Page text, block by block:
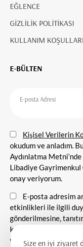
EĞLENCE
GİZLİLİK POLİTİKASI
KULLANIM KOŞULLARI
E-BÜLTEN
Kişisel Verilerin
okudum ve anladım.
Aydınlatma
Libadiye Gayrimenkul
onay veriyorum.
E-posta adresim
etkinlikleri ile ilgili
gönderilmesine,
kurulmasına ve ticari
veriyorum.
Size en iyi ziyaret